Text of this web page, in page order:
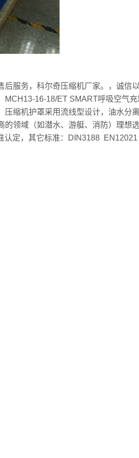
服务，科尔奇压缩机厂家。，诚信
16-18/ET SMART呼吸空气
缩机护罩采用流线型设计，油水分
领域（如潜水、游艇、消防）理想
认定，其它标准：DIN3188